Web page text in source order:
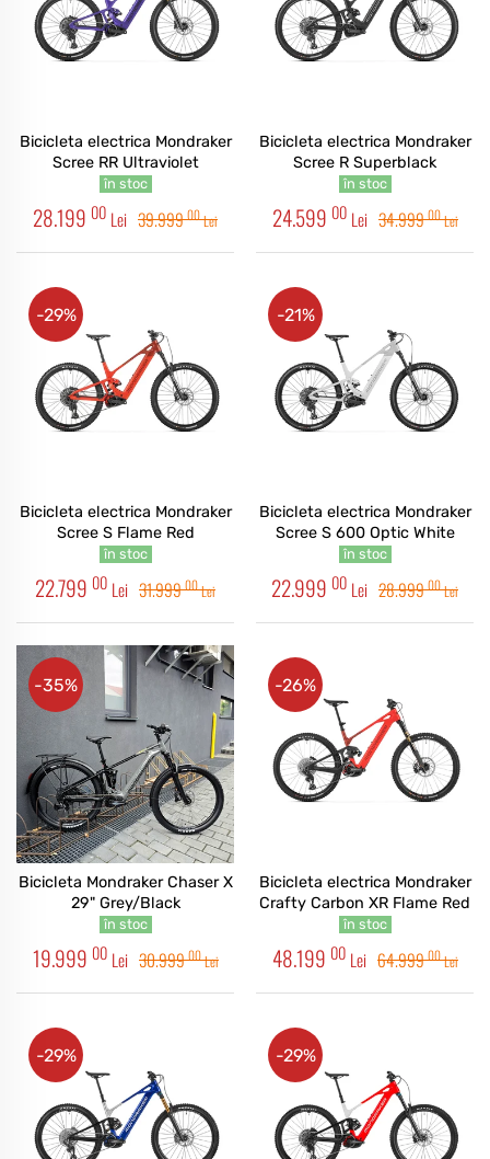
Bicicleta electrica Mondraker
Scree RR Ultraviolet
în stoc
28.199 00 Lei 39.99900Lei
Bicicleta electrica Mondraker
Scree R Superblack
în stoc
24.599 00 Lei 34.99900Lei
Bicicleta electrica Mondraker
Scree S Flame Red
în stoc
22.799 00 Lei 31.99900Lei
-29%
Bicicleta electrica Mondraker
Scree S 600 Optic White
în stoc
22.999 00 Lei 28.99900Lei
-21%
Bicicleta Mondraker Chaser X
29" Grey/Black
în stoc
19.999 00 Lei 30.99900Lei
-35%
Bicicleta electrica Mondraker
Crafty Carbon XR Flame Red
în stoc
48.199 00 Lei 64.99900Lei
-26%
-29% -29%